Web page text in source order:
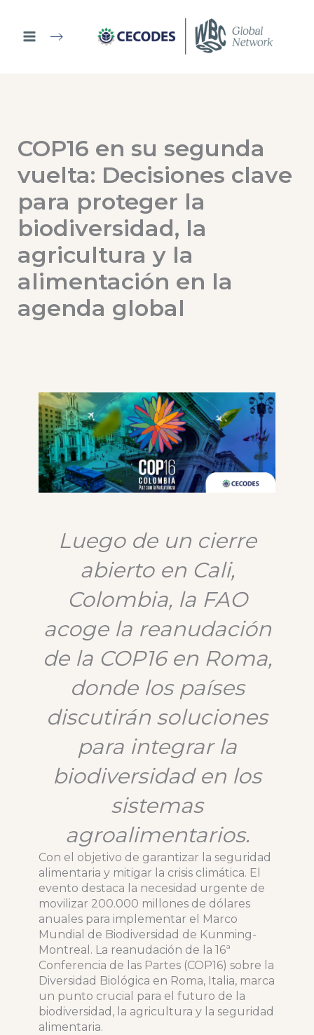
contenido
COP16 en su segunda
vuelta: Decisiones clave
para proteger la
biodiversidad, la
agricultura y la
alimentación en la
agenda global
Luego de un cierre
abierto en Cali,
Colombia, la FAO
acoge la reanudación
de la COP16 en Roma,
donde los países
discutirán soluciones
para integrar la
biodiversidad en los
sistemas
agroalimentarios.
Con el objetivo de garantizar la seguridad
alimentaria y mitigar la crisis climática. El
evento destaca la necesidad urgente de
movilizar 200.000 millones de dólares
anuales para implementar el Marco
Mundial de Biodiversidad de Kunming-
Montreal. La reanudación de la 16ª
Conferencia de las Partes (COP16) sobre la
Diversidad Biológica en Roma, Italia, marca
un punto crucial para el futuro de la
biodiversidad, la agricultura y la seguridad
alimentaria.